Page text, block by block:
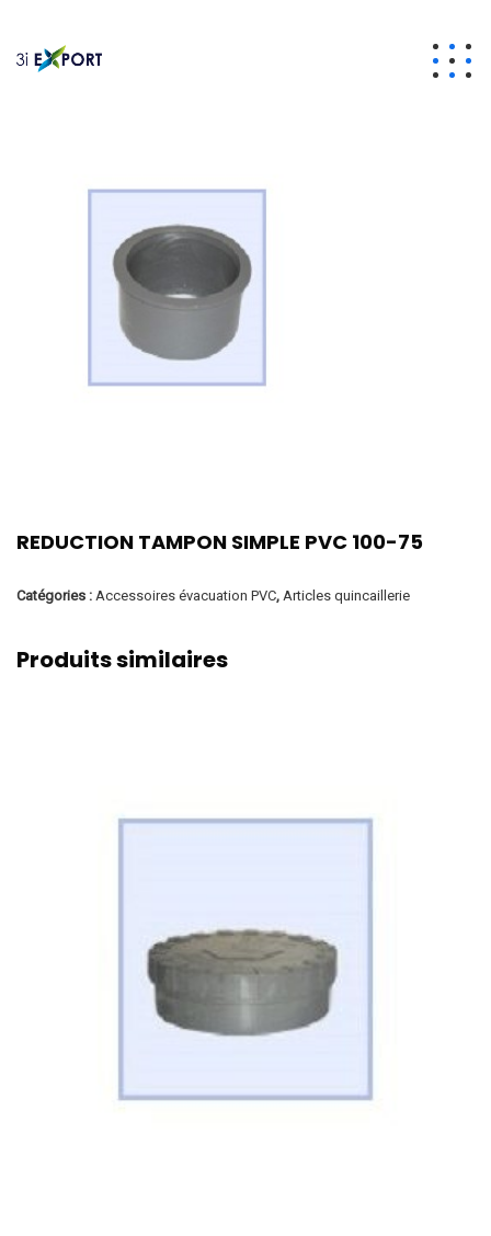
REDUCTION TAMPON SIMPLE PVC 100-75
Catégories : Accessoires évacuation PVC, Articles quincaillerie
Produits similaires